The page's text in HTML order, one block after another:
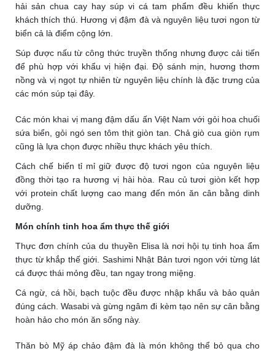
hải sản chua cay hay súp vi cá tam phẩm đều khiến thực
khách thích thú. Hương vị đậm đà và nguyên liệu tươi ngon từ
biển cả là điểm cộng lớn.
Súp được nấu từ công thức truyền thống nhưng được cải tiến
để phù hợp với khẩu vị hiện đại. Độ sánh mịn, hương thơm
nồng và vị ngọt tự nhiên từ nguyên liệu chính là đặc trưng của
các món súp tại đây.
Các món khai vị mang đậm dấu ấn Việt Nam với gỏi hoa chuối
sứa biển, gỏi ngó sen tôm thịt giòn tan. Chả giò cua giòn rụm
cũng là lựa chọn được nhiều thực khách yêu thích.
Cách chế biến tỉ mỉ giữ được độ tươi ngon của nguyên liệu
đồng thời tạo ra hương vị hài hòa. Rau củ tươi giòn kết hợp
với protein chất lượng cao mang đến món ăn cân bằng dinh
dưỡng.
Món chính tinh hoa ẩm thực thế giới
Thực đơn chính của du thuyền Elisa là nơi hội tụ tinh hoa ẩm
thực từ khắp thế giới. Sashimi Nhật Bản tươi ngon với từng lát
cá được thái mỏng đều, tan ngay trong miệng.
Cá ngừ, cá hồi, bạch tuộc đều được nhập khẩu và bảo quản
đúng cách. Wasabi và gừng ngâm đi kèm tạo nên sự cân bằng
hoàn hảo cho món ăn sống này.
Thăn bò Mỹ áp chảo đậm đà là món không thể bỏ qua cho